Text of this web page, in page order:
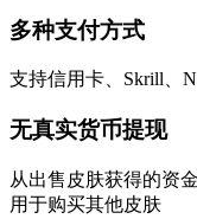
多种支付方式
支持信用卡、Skrill、
无真实货币提现
从出售皮肤获得的资
用于购买其他皮肤